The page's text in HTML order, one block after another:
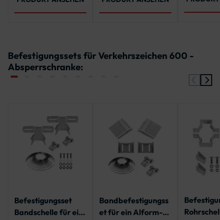
4000 mm, 4250
Befestigungssets für Verkehrszeichen 600 -
Absperrschranke:
Befestigungsset
Bandschelle für ein
Bandbefestigungss
et für ein Alform-